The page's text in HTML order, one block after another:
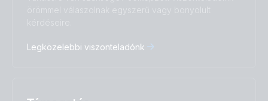
Dansk
Deutsch
Italiano
Magyar
Română
Subscribe
örömmel válaszolnak egyszerű vagy bonyolult
kérdéseire.
Legközelebbi viszonteladónk